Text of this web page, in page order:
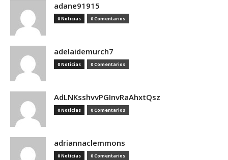
adane91915
0 Noticias 0 Comentarios
adelaidemurch7
0 Noticias 0 Comentarios
AdLNKsshvvPGInvRaAhxtQsz
0 Noticias 0 Comentarios
adriannaclemmons
0 Noticias 0 Comentarios